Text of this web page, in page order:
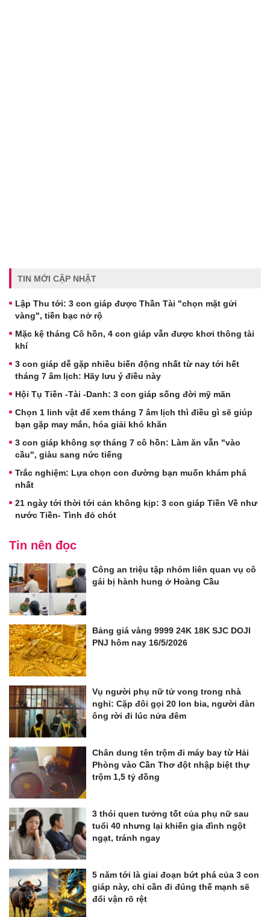
TIN MỚI CẬP NHẬT
Lập Thu tới: 3 con giáp được Thần Tài "chọn mặt gửi
vàng", tiền bạc nở rộ
Mặc kệ tháng Cô hồn, 4 con giáp vẫn được khơi thông tài
khí
3 con giáp dễ gặp nhiều biến động nhất từ nay tới hết
tháng 7 âm lịch: Hãy lưu ý điều này
Hội Tụ Tiền -Tài -Danh: 3 con giáp sống đời mỹ mãn
Chọn 1 linh vật để xem tháng 7 âm lịch thì điều gì sẽ giúp
bạn gặp may mắn, hóa giải khó khăn
3 con giáp không sợ tháng 7 cô hồn: Làm ăn vẫn "vào
cầu", giàu sang nức tiếng
Trắc nghiệm: Lựa chọn con đường bạn muốn khám phá
nhất
21 ngày tới thời tới cản không kịp: 3 con giáp Tiền Về như
nước Tiền- Tình đỏ chót
Tin nên đọc
Công an triệu tập nhóm liên quan vụ cô
gái bị hành hung ở Hoàng Cầu
Bảng giá vàng 9999 24K 18K SJC DOJI
PNJ hôm nay 16/5/2026
Vụ người phụ nữ tử vong trong nhà
nghỉ: Cặp đôi gọi 20 lon bia, người đàn
ông rời đi lúc nửa đêm
Chân dung tên trộm đi máy bay từ Hải
Phòng vào Cần Thơ đột nhập biệt thự
trộm 1,5 tỷ đồng
3 thói quen tưởng tốt của phụ nữ sau
tuổi 40 nhưng lại khiến gia đình ngột
ngạt, tránh ngay
5 năm tới là giai đoạn bứt phá của 3 con
giáp này, chỉ cần đi đúng thế mạnh sẽ
đổi vận rõ rệt